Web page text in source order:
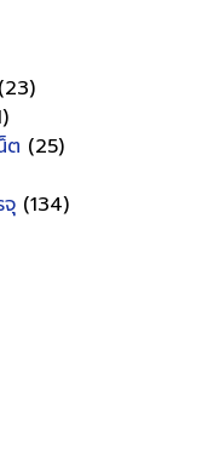
(23)
ต (25)
(134)